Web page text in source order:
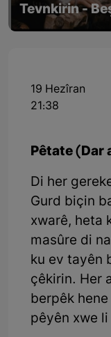
Tevnkirin -
19 Hezîran
21:38
Pêtate (Dar
Di her
Gurd biçin
xwarê, heta
masûre di
ku ev tayên
çêkirin. Her
berpêk
pêyên xwe